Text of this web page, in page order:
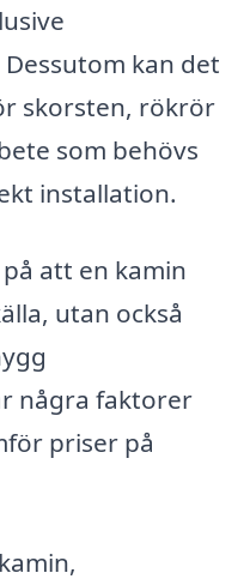
kan det
skorsten, rökrör
som behövs
installation.
att en kamin
utan också
några faktorer
priser på